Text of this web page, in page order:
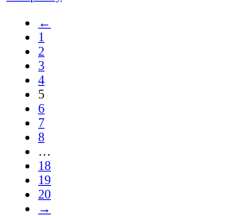
←
1
2
3
4
5
6
7
8
…
18
19
20
→